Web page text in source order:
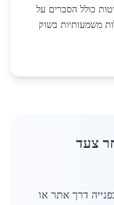
ומפורטות כולל הסברים על
משמעותיות בשוק
צעד
בפנייה דרך אתר או